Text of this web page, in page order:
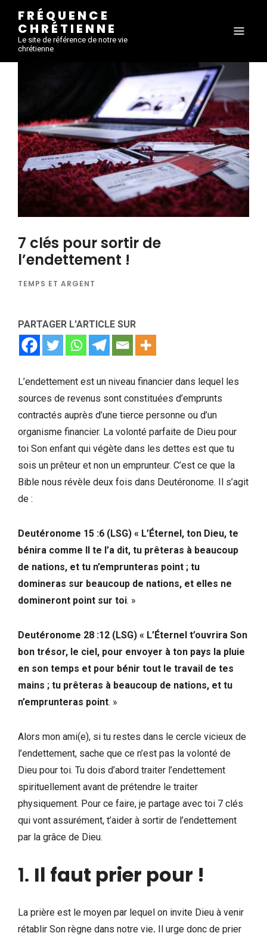
FRÉQUENCE
CHRÉTIENNE
Le site de référence de notre vie
chrétienne
7 clés pour sortir de
l’endettement !
TEMPS ET ARGENT
PARTAGER L'ARTICLE SUR
L’endettement est un niveau financier dans lequel les
sources de revenus sont constituées d’emprunts
contractés auprès d’une tierce personne ou d’un
organisme financier. La volonté parfaite de Dieu pour
toi Son enfant qui végète dans les dettes est que tu
sois un prêteur et non un emprunteur. C’est ce que la
Bible nous révèle deux fois dans Deutéronome. Il s’agit
de :
Deutéronome 15 :6 (LSG) « L’Éternel, ton Dieu, te
bénira comme Il te l’a dit, tu prêteras à beaucoup
de nations, et tu n’emprunteras point ; tu
domineras sur beaucoup de nations, et elles ne
domineront point sur toi. »
Deutéronome 28 :12 (LSG) « L’Éternel t’ouvrira Son
bon trésor, le ciel, pour envoyer à ton pays la pluie
en son temps et pour bénir tout le travail de tes
mains ; tu prêteras à beaucoup de nations, et tu
n’emprunteras point. »
Alors mon ami(e), si tu restes dans le cercle vicieux de
l’endettement, sache que ce n’est pas la volonté de
Dieu pour toi. Tu dois d’abord traiter l’endettement
spirituellement avant de prétendre le traiter
physiquement. Pour ce faire, je partage avec toi 7 clés
qui vont assurément, t’aider à sortir de l’endettement
par la grâce de Dieu.
1. Il faut prier pour !
La prière est le moyen par lequel on invite Dieu à venir
rétablir Son règne dans notre vie. Il urge donc de prier